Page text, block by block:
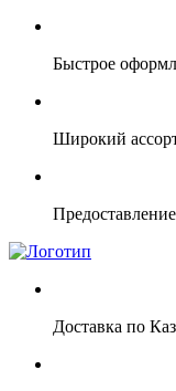
Быстрое
Широкий
Доставка по